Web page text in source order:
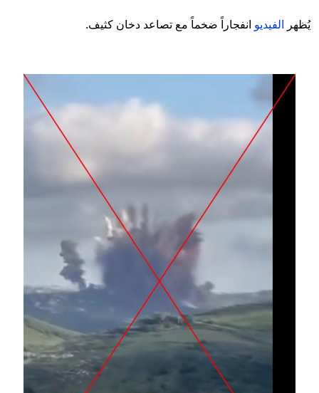
يُظهر الفيديو انفجاراً ضخماً مع تصاعد دخان كثيف.
Image